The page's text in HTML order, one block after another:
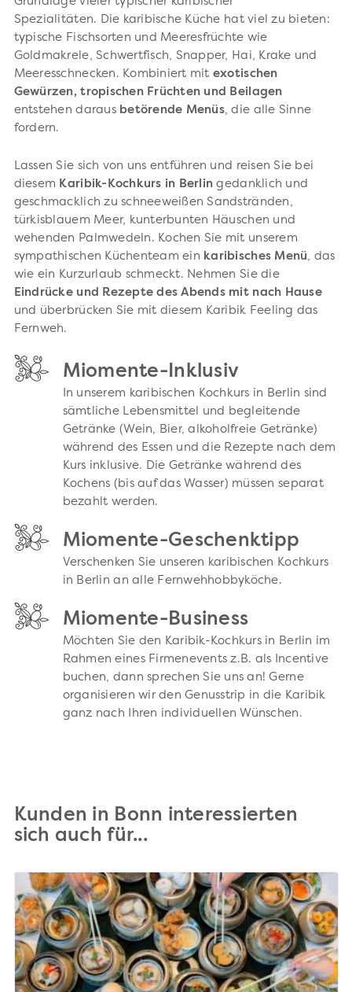
Spezialitäten. Die karibische Küche hat viel zu bieten:
typische Fischsorten und Meeresfrüchte wie
Goldmakrele, Schwertfisch, Snapper, Hai, Krake und
Meeresschnecken. Kombiniert mit exotischen
Gewürzen, tropischen Früchten und Beilagen
entstehen daraus betörende Menüs, die alle Sinne
fordern.
Lassen Sie sich von uns entführen und reisen Sie bei
diesem Karibik-Kochkurs in Berlin gedanklich und
geschmacklich zu schneeweißen Sandstränden,
türkisblauem Meer, kunterbunten Häuschen und
wehenden Palmwedeln. Kochen Sie mit unserem
sympathischen Küchenteam ein karibisches Menü, das
wie ein Kurzurlaub schmeckt. Nehmen Sie die
Eindrücke und Rezepte des Abends mit nach Hause
und überbrücken Sie mit diesem Karibik Feeling das
Fernweh.
Miomente-Inklusiv
In unserem karibischen Kochkurs in Berlin sind
sämtliche Lebensmittel und begleitende
Getränke (Wein, Bier, alkoholfreie Getränke)
während des Essen und die Rezepte nach dem
Kurs inklusive. Die Getränke während des
Kochens (bis auf das Wasser) müssen separat
bezahlt werden.
Miomente-Geschenktipp
Verschenken Sie unseren karibischen Kochkurs
in Berlin an alle Fernwehhobbyköche.
Miomente-Business
Möchten Sie den Karibik-Kochkurs in Berlin im
Rahmen eines Firmenevents z.B. als Incentive
buchen, dann sprechen Sie uns an! Gerne
organisieren wir den Genusstrip in die Karibik
ganz nach Ihren individuellen Wünschen.
Kunden in Bonn interessierten
sich auch für...